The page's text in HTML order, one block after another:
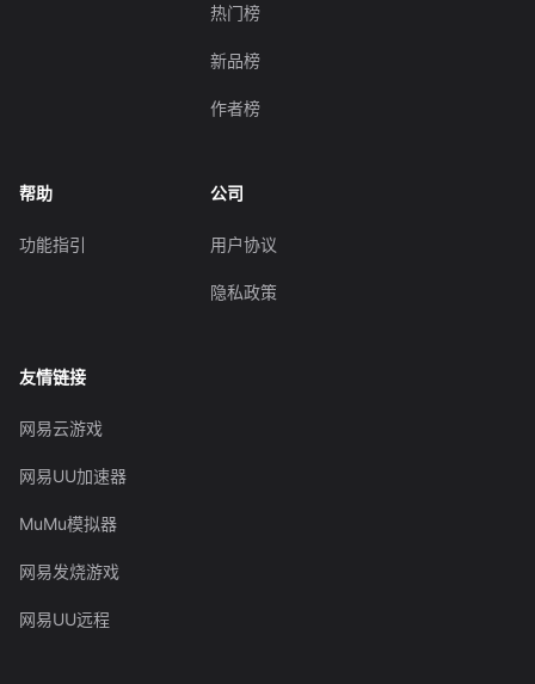
热门榜
新品榜
作者榜
帮助
功能指引
公司
用户协议
隐私政策
友情链接
网易云游戏
网易UU加速器
MuMu模拟器
网易发烧游戏
网易UU远程